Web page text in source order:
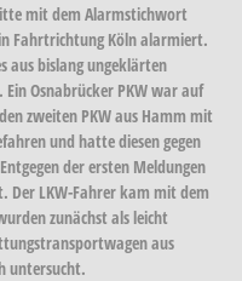
mit dem Alarmstichwort
Fahrtrichtung Köln alarmiert.
aus bislang ungeklärten
Osnabrücker PKW war auf
zweiten PKW aus Hamm mit
und hatte diesen gegen
der ersten Meldungen
Der LKW-Fahrer kam mit dem
zunächst als leicht
aus
untersucht.